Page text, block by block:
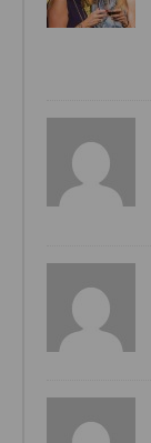
Cocina de
Cocina libanesa
Cocina Siria
Cocina de
Cocina de Tunez
Cocina